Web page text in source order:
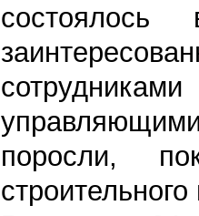
поросли,